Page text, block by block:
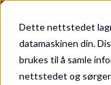
Dette nettstedet
datamaskinen din.
brukes til å samle
nettstedet og sørger